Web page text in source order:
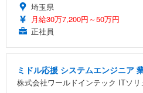
埼玉県
月給30万7,200円～50万円
正社員
ミドル応援 システムエンジニア
株式会社ワールドインテック ITソ